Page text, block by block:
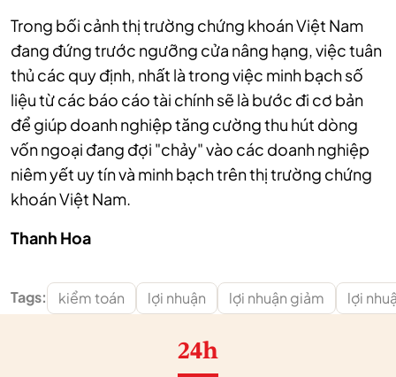
Trong bối cảnh thị trường chứng khoán Việt Nam
đang đứng trước ngưỡng cửa nâng hạng, việc tuân
thủ các quy định, nhất là trong việc minh bạch số
liệu từ các báo cáo tài chính sẽ là bước đi cơ bản
để giúp doanh nghiệp tăng cường thu hút dòng
vốn ngoại đang đợi "chảy" vào các doanh nghiệp
niêm yết uy tín và minh bạch trên thị trường chứng
khoán Việt Nam.
Thanh Hoa
Tags: kiểm toán lợi nhuận lợi nhuận giảm lợi
24h